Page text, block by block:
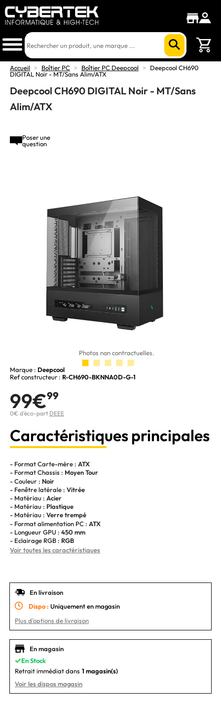
Accueil > Boîtier PC > Boîtier PC Deepcool >
Deepcool CH690
DIGITAL Noir - MT/Sans Alim/ATX
Deepcool CH690 DIGITAL Noir - MT/Sans
Alim/ATX
Poser une
question
Photos non contractuelles.
Marque : Deepcool
Ref constructeur : R-CH690-BKNNA0D-G-1
99€99
0€ d'éco-part DEEE
Caractéristiques principales
- Format Carte-mère : ATX
- Format Chassis : Moyen Tour
- Couleur : Noir
- Fenêtre latérale : Vitrée
- Matériau : Acier
- Matériau : Plastique
- Matériau : Verre trempé
- Format alimentation PC : ATX
- Longueur GPU : 450 mm
- Eclairage RGB : RGB
Voir toutes les caractéristiques
En livraison
Dispo : Uniquement en magasin
Plus d'options de livraison
En magasin
En Stock
Retrait immédiat dans 1 magasin(s)
Voir les dispos magasin